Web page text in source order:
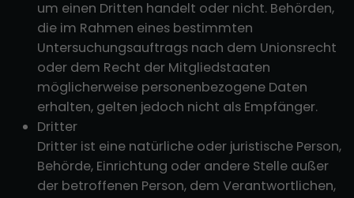
um einen Dritten handelt oder nicht. Behörden,
die im Rahmen eines bestimmten
Untersuchungsauftrags nach dem Unionsrecht
oder dem Recht der Mitgliedstaaten
möglicherweise personenbezogene Daten
erhalten, gelten jedoch nicht als Empfänger.
Dritter
Dritter ist eine natürliche oder juristische Person,
Behörde, Einrichtung oder andere Stelle außer
der betroffenen Person, dem Verantwortlichen,